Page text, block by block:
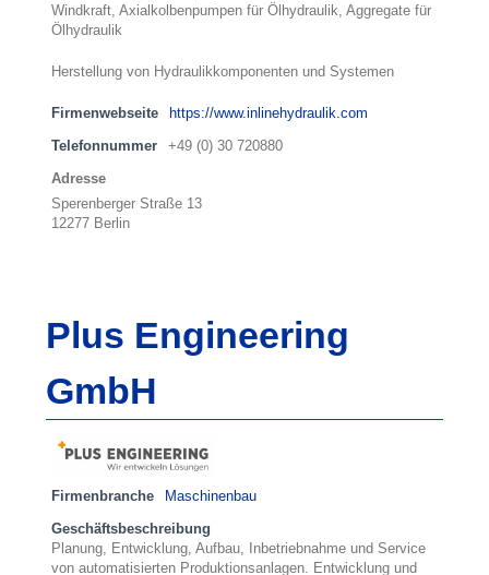
Windkraft, Axialkolbenpumpen für Ölhydraulik, Aggregate für
Ölhydraulik
Herstellung von Hydraulikkomponenten und Systemen
Firmenwebseite https://www.inlinehydraulik.com
Telefonnummer +49 (0) 30 720880
Adresse
Sperenberger Straße 13
12277 Berlin
Plus Engineering
GmbH
Firmenbranche Maschinenbau
Geschäftsbeschreibung
Planung, Entwicklung, Aufbau, Inbetriebnahme und Service
von automatisierten Produktionsanlagen. Entwicklung und